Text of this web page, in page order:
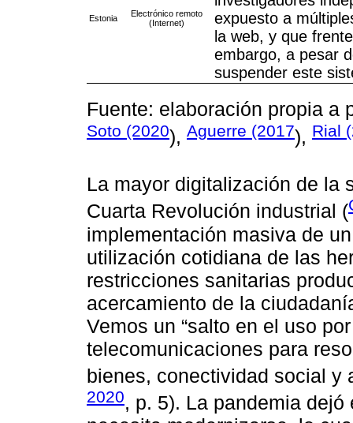
Estonia
Electrónico remoto
(Internet)
expuesto a
la web, y que
embargo, a pesar
suspender este
Fuente: elaboración propia a
Soto (2020), Aguerre (2017), Rial
La mayor digitalización de la
Cuarta Revolución industrial (
implementación masiva de
utilización cotidiana de las
restricciones sanitarias
acercamiento de la
Vemos un “salto en el uso
telecomunicaciones para
bienes, conectividad social y
2020, p. 5). La pandemia